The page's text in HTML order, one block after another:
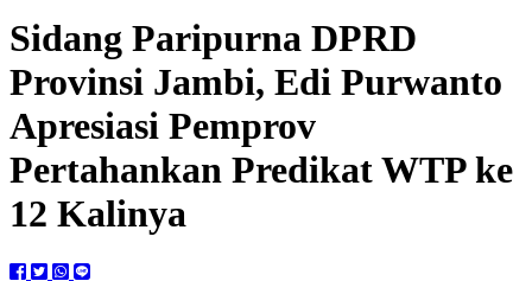
Sidang Paripurna DPRD
Provinsi Jambi, Edi Purwanto
Apresiasi Pemprov
Pertahankan Predikat WTP ke
12 Kalinya